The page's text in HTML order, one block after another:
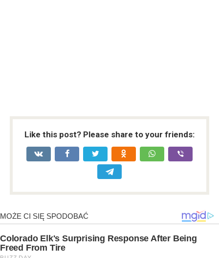
Like this post? Please share to your friends: